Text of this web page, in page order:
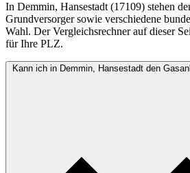
In Demmin, Hansestadt (17109) stehen
Grundversorger sowie verschiedene
Wahl. Der Vergleichsrechner auf dieser
für Ihre PLZ.
Kann ich in Demmin, Hansestadt den